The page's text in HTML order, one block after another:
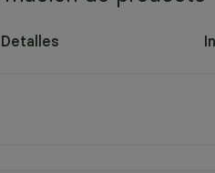
Detalles